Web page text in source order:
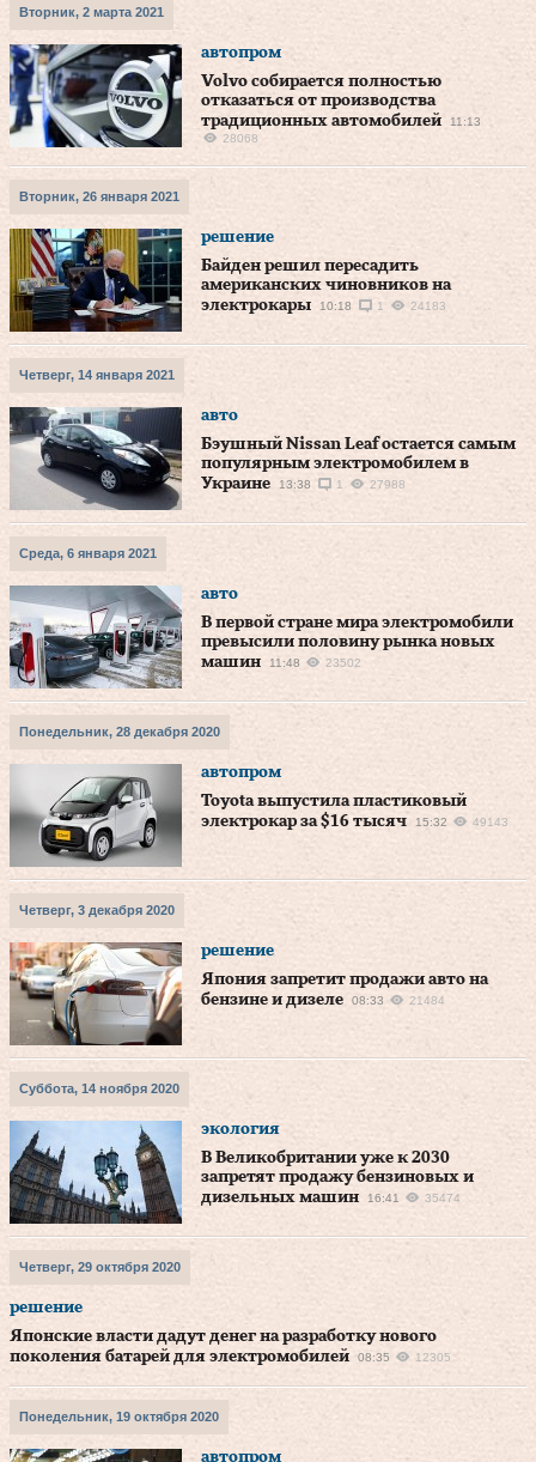
Вторник, 2 марта 2021
автопром
Volvo собирается полностью
отказаться от производства
традиционных автомобилей
11:13
28068
Вторник, 26 января 2021
решение
Байден решил пересадить
американских чиновников на
электрокары
10:18 1 24183
Четверг, 14 января 2021
авто
Бэушный Nissan Leaf остается самым
популярным электромобилем в
Украине
13:38 1 27988
Среда, 6 января 2021
авто
В первой стране мира электромобили
превысили половину рынка новых
машин
11:48 23502
Понедельник, 28 декабря 2020
автопром
Toyota выпустила пластиковый
электрокар за $16 тысяч
15:32 49143
Четверг, 3 декабря 2020
решение
Япония запретит продажи авто на
бензине и дизеле
08:33 21484
Суббота, 14 ноября 2020
экология
В Великобритании уже к 2030
запретят продажу бензиновых и
дизельных машин
16:41 35474
Четверг, 29 октября 2020
решение
Японские власти дадут денег на разработку нового
поколения батарей для электромобилей
08:35 12305
Понедельник, 19 октября 2020
автопром